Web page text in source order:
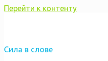
Перейти к контенту
Сила в слове